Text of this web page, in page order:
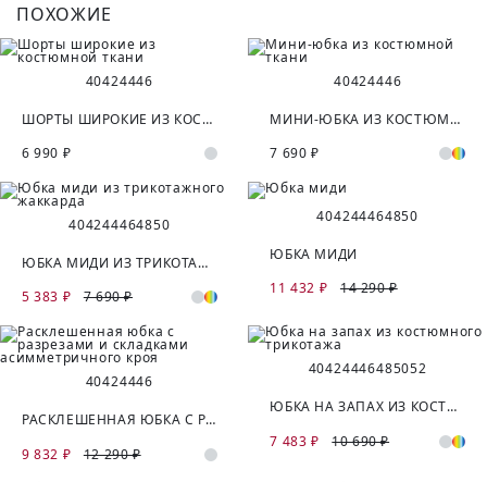
ПОХОЖИЕ
40424446
ШОРТЫ ШИРОКИЕ ИЗ КОСТЮМНОЙ ТКАНИ
6 990 ₽
40424446
МИНИ-ЮБКА ИЗ КОСТЮМНОЙ ТКАНИ
7 690 ₽
404244464850
ЮБКА МИДИ ИЗ ТРИКОТАЖНОГО ЖАККАРДА
5 383 ₽
7 690 ₽
404244464850
ЮБКА МИДИ
11 432 ₽
14 290 ₽
40424446
РАСКЛЕШЕННАЯ ЮБКА С РАЗРЕЗАМИ И СКЛАДКАМИ АСИММЕТРИЧНОГО КРОЯ
9 832 ₽
12 290 ₽
40424446485052
ЮБКА НА ЗАПАХ ИЗ КОСТЮМНОГО ТРИКОТАЖА
7 483 ₽
10 690 ₽